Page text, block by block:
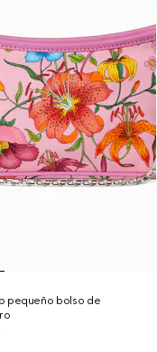
pequeño bolso de